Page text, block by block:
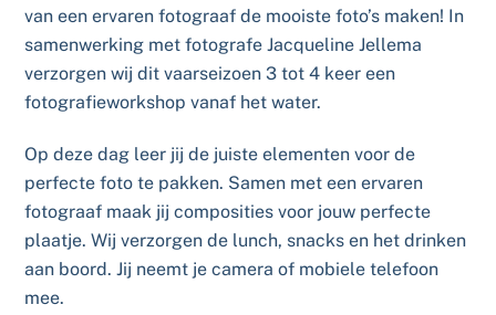
van een ervaren fotograaf de mooiste foto’s maken! In
samenwerking met fotografe Jacqueline Jellema
verzorgen wij dit vaarseizoen 3 tot 4 keer een
fotografieworkshop vanaf het water.
Op deze dag leer jij de juiste elementen voor de
perfecte foto te pakken. Samen met een ervaren
fotograaf maak jij composities voor jouw perfecte
plaatje. Wij verzorgen de lunch, snacks en het drinken
aan boord. Jij neemt je camera of mobiele telefoon
mee.